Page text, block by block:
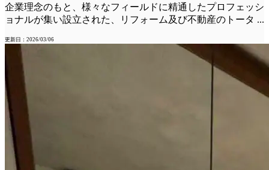
企業理念のもと、様々なフィールドに精通したプロフェッシ
ョナルが集い設立された、リフォーム及び不動産のトータ ...
更新日：2026/03/06